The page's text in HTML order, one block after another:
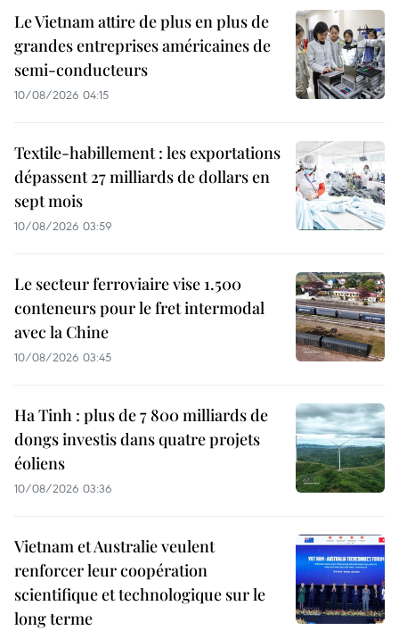
Le Vietnam attire de plus en plus de
grandes entreprises américaines de
semi-conducteurs
10/08/2026 04:15
Textile-habillement : les exportations
dépassent 27 milliards de dollars en
sept mois
10/08/2026 03:59
Le secteur ferroviaire vise 1.500
conteneurs pour le fret intermodal
avec la Chine
10/08/2026 03:45
Ha Tinh : plus de 7 800 milliards de
dongs investis dans quatre projets
éoliens
10/08/2026 03:36
Vietnam et Australie veulent
renforcer leur coopération
scientifique et technologique sur le
long terme